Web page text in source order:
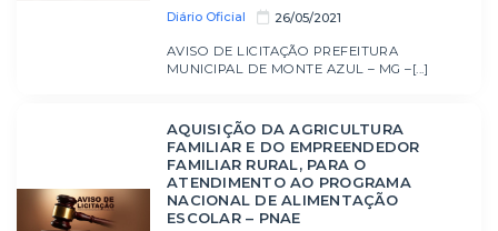
Diário Oficial 26/05/2021
AVISO DE LICITAÇÃO PREFEITURA
MUNICIPAL DE MONTE AZUL – MG –[...]
AQUISIÇÃO DA AGRICULTURA
FAMILIAR E DO EMPREENDEDOR
FAMILIAR RURAL, PARA O
ATENDIMENTO AO PROGRAMA
NACIONAL DE ALIMENTAÇÃO
ESCOLAR – PNAE